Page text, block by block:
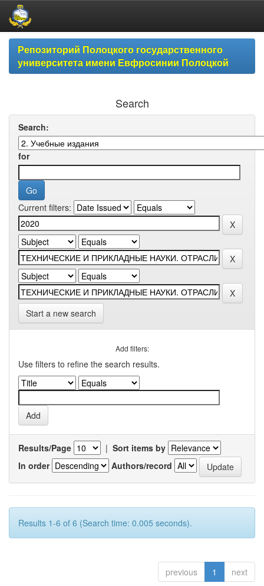
Skip
navigationРепозиторий Полоцкого государственного
университета имени Евфросинии Полоцкой
Search
Search:
for
Current filters:
Start a new search
Add filters:
Use filters to refine the search results.
Results/Page | Sort items by
In order
Authors/record
Results 1-6 of 6 (Search time: 0.005 seconds).
previous 1 next